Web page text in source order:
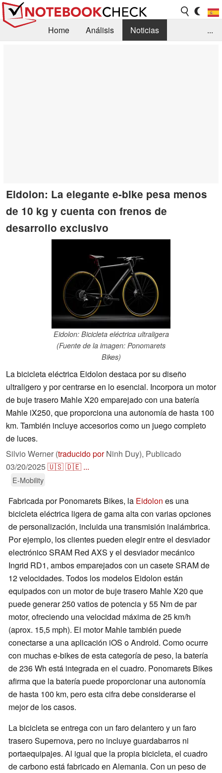
Home Análisis
Noticias
...
Eidolon: La elegante e-bike pesa menos
de 10 kg y cuenta con frenos de
desarrollo exclusivo
Eidolon: Bicicleta eléctrica ultraligera
(Fuente de la imagen: Ponomarets
Bikes)
La bicicleta eléctrica Eidolon destaca por su diseño
ultraligero y por centrarse en lo esencial. Incorpora un motor
de buje trasero Mahle X20 emparejado con una batería
Mahle iX250, que proporciona una autonomía de hasta 100
km. También incluye accesorios como un juego completo
de luces.
Silvio Werner (traducido porNinh Duy), Publicado
03/20/2025🇺🇸🇩🇪 ...
E-Mobility
Fabricada por Ponomarets Bikes, la Eidolon es una
bicicleta eléctrica ligera de gama alta con varias opciones
de personalización, incluida una transmisión inalámbrica.
Por ejemplo, los clientes pueden elegir entre el desviador
electrónico SRAM Red AXS y el desviador mecánico
Ingrid RD1, ambos emparejados con un casete SRAM de
12 velocidades. Todos los modelos Eidolon están
equipados con un motor de buje trasero Mahle X20 que
puede generar 250 vatios de potencia y 55 Nm de par
motor, ofreciendo una velocidad máxima de 25 km/h
(aprox. 15,5 mph). El motor Mahle también puede
conectarse a una aplicación iOS o Android. Como ocurre
con muchas e-bikes de esta categoría de peso, la batería
de 236 Wh está integrada en el cuadro. Ponomarets Bikes
afirma que la batería puede proporcionar una autonomía
de hasta 100 km, pero esta cifra debe considerarse el
mejor de los casos.
La bicicleta se entrega con un faro delantero y un faro
trasero Supernova, pero no incluye guardabarros ni
portaequipajes. Al igual que la propia bicicleta, el cuadro
de carbono está fabricado en Alemania. Con un peso de